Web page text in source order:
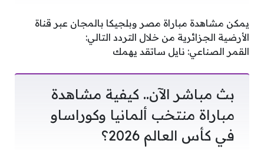
يمكن مشاهدة مباراة مصر وبلجيكا بالمجان عبر قناة
الأرضية الجزائرية من خلال التردد التالي:
القمر الصناعي: نايل ساتقد يهمك
بث مباشر الآن.. كيفية مشاهدة
مباراة منتخب ألمانيا وكوراساو
في كأس العالم 2026؟